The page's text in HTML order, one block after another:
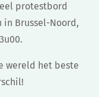
protestbord
in Brussel-Noord,
wereld het beste